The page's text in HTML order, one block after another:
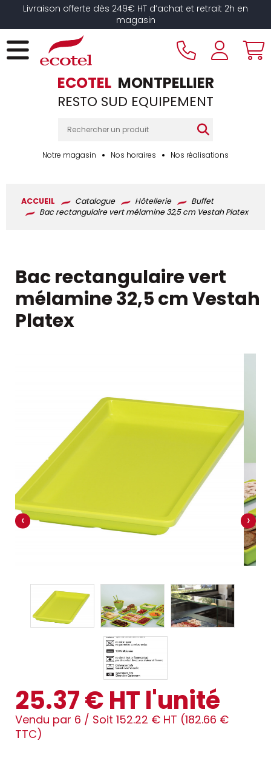
Livraison offerte dès 249€ HT d’achat et retrait 2h en
magasin
ECOTEL MONTPELLIER
RESTO SUD EQUIPEMENT
Notre magasin Nos horaires Nos réalisations
ACCUEIL Catalogue Hôtellerie
Buffet
Bac rectangulaire vert mélamine 32,5 cm Vestah Platex
Bac rectangulaire vert
mélamine 32,5 cm Vestah
Platex
‹ ›
25.37 € HT l'unité
Vendu par 6 / Soit 152.22 € HT (182.66 €
TTC)
Panneau de gestion des cookies